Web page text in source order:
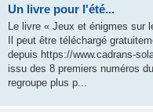
Un livre pour l'été...
Le livre « Jeux et énigmes sur
Il peut être téléchargé
depuis https://www.cadrans-
issu des 8 premiers numéros
regroupe plus p...